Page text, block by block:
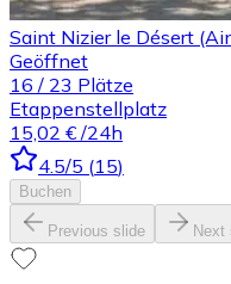
Saint Nizier le Désert
Geöffnet
16 / 23 Plätze
Etappenstellplatz
15,02 € /24h
4.5/5 (15)
Buchen
Previous slide Next